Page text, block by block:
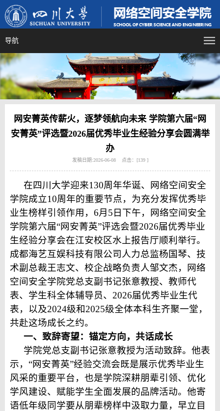
导航
网安菁英传薪火，逐梦领航向未来 学院第六届“网
安菁英”评选暨2026届优秀毕业生经验分享会圆满举
办
发稿日期:2026-06-08 点击：[139 ]
在四川大学迎来130周年华诞、网络空间安全
学院成立10周年的重要节点，为充分发挥优秀毕
业生榜样引领作用，6月5日下午，网络空间安全
学院第六届“网安菁英”评选会暨2026届优秀毕业
生经验分享会在江安校区水上报告厅顺利举行。
成都海艺互娱科技有限公司人力总监杨国琴、技
术副总裁王志文、校企战略负责人邹文杰，网络
空间安全学院党总支副书记张意教授、 教师代
表、学生科全体辅导员、2026届优秀毕业生代
表，以及2024级和2025级全体本科生齐聚一堂，
共赴这场成长之约。
一、致辞寄望：锚定方向，共话成长
学院党总支副书记张意教授为活动致辞。他表
示， “网安菁英”经验交流会既是展示优秀毕业生
风采的重要平台，也是学院深耕朋辈引领、 优化
学风建设、 赋能学生全面发展的品牌活动。 他寄
语低年级同学要从朋辈榜样中汲取力量， 早立目